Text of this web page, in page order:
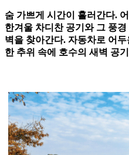
숨 가쁘게 시간이 흘러간다.
한겨울 차디찬 공기와 그 풍
벽을 찾아간다. 자동차로 어
한 추위 속에 호수의 새벽 공